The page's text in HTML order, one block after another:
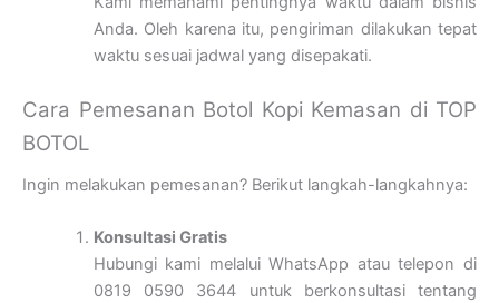
Anda. Oleh karena itu, pengiriman dilakukan tepat
waktu sesuai jadwal yang disepakati.
Cara Pemesanan Botol Kopi Kemasan di TOP
BOTOL
Ingin melakukan pemesanan? Berikut langkah-langkahnya:
Konsultasi Gratis
Hubungi kami melalui WhatsApp atau telepon di
0819 0590 3644 untuk berkonsultasi tentang